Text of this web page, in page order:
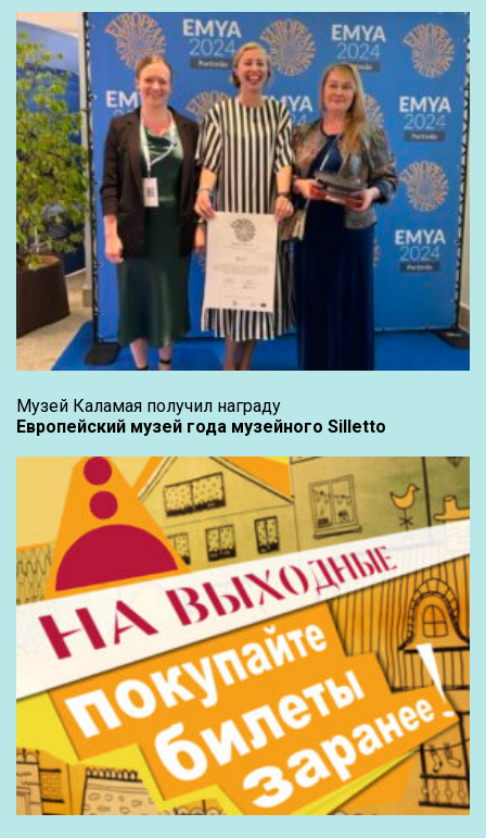
Музей Каламая получил награду
Европейский музей года музейного Silletto